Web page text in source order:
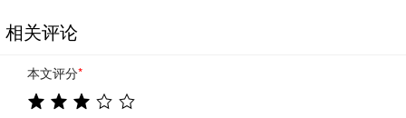
相关评论
本文评分*